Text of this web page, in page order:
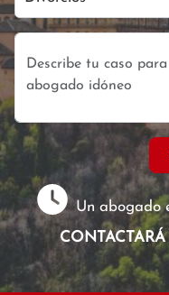
Un abogado